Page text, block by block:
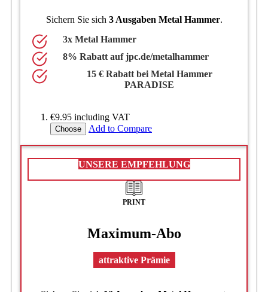
Sichern Sie sich 3 Ausgaben Metal Hammer.
3x Metal Hammer
8% Rabatt auf jpc.de/metalhammer
15 € Rabatt bei Metal Hammer
PARADISE
€9.95 including VAT
Choose Add to Compare
UNSERE EMPFEHLUNG
PRINT
Maximum-Abo
attraktive Prämie